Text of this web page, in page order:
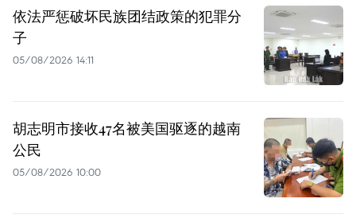
依法严惩破坏民族团结政策的犯罪分
子
05/08/2026 14:11
胡志明市接收47名被美国驱逐的越南
公民
05/08/2026 10:00